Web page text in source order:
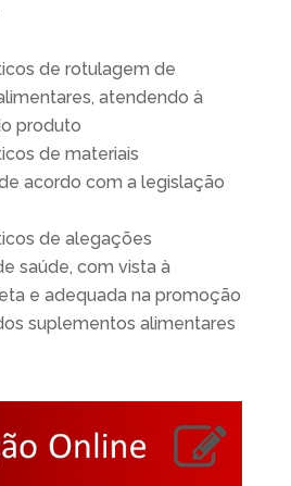
de rotulagem de
atendendo à
produto
de materiais
acordo com a legislação
de alegações
saúde, com vista à
e adequada na promoção
suplementos alimentares